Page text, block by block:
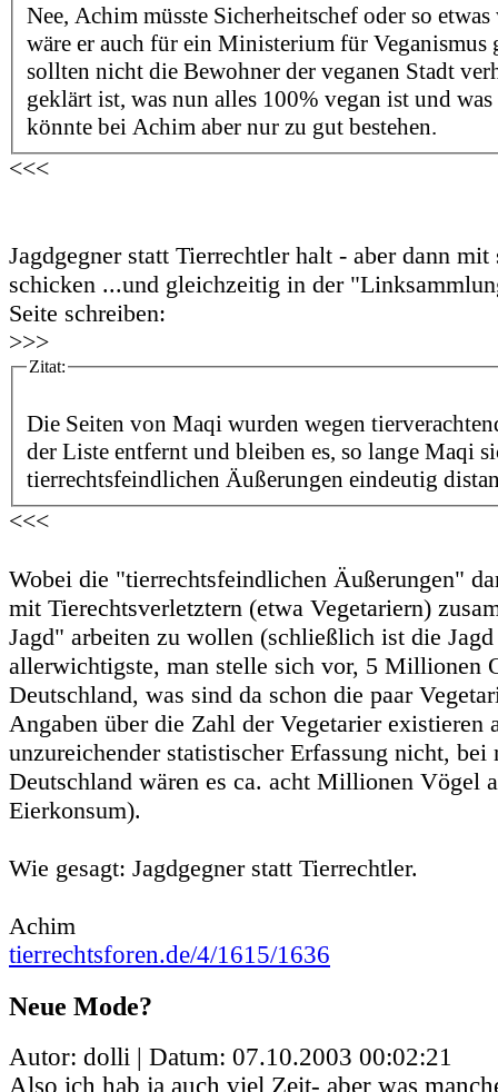
Nee, Achim müsste Sicherheitschef oder so
wäre er auch für ein Ministerium für Veganismus
sollten nicht die Bewohner der veganen Stadt
geklärt ist, was nun alles 100% vegan ist und
könnte bei Achim aber nur zu gut bestehen.
<<<
Jagdgegner statt Tierrechtler halt - aber dann
schicken ...und gleichzeitig in der
Seite schreiben:
>>>
Zitat:
Die Seiten von Maqi wurden wegen
der Liste entfernt und bleiben es, so lange Maqi
tierrechtsfeindlichen Äußerungen eindeutig
<<<
Wobei die "tierrechtsfeindlichen Äußerungen"
mit Tierechtsverletztern (etwa Vegetariern)
Jagd" arbeiten zu wollen (schließlich ist die Jagd
allerwichtigste, man stelle sich vor, 5 Millionen
Deutschland, was sind da schon die paar
Angaben über die Zahl der Vegetarier existieren
unzureichender statistischer Erfassung nicht, bei
Deutschland wären es ca. acht Millionen Vögel
Eierkonsum).
Wie gesagt: Jagdgegner statt Tierrechtler.
Achim
tierrechtsforen.de/4/1615/1636
Neue Mode?
Autor: dolli | Datum: 07.10.2003 00:02:21
Also ich hab ja auch viel Zeit- aber was